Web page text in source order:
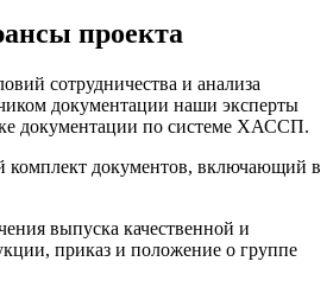
проекта
сотрудничества и анализа
документации наши эксперты
документации по системе ХАССП.
комплект документов, включающий в
выпуска качественной и
приказ и положение о группе